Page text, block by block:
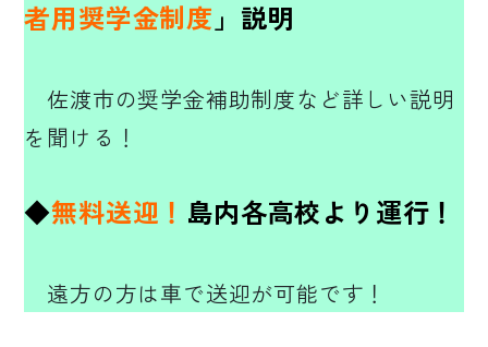
者用奨学金制度 」説明
佐渡市の奨学金補助制度など詳しい説明
を聞ける！
◆無料送迎！ 島内各高校より運行！
遠方の方は車で送迎が可能です！